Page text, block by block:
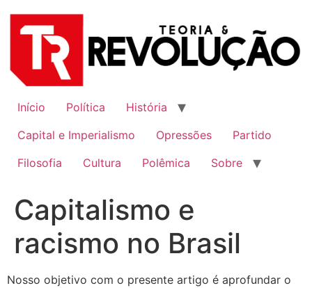
para
Início Política
História
Capital e Imperialismo
Opressões
Partido
Filosofia
Cultura Polêmica Sobre
Capitalismo e
racismo no Brasil
Nosso objetivo com o presente artigo é aprofundar o